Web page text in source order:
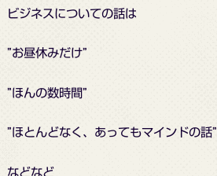
ビジネスについての話は
”お昼休みだけ”
”ほんの数時間”
”ほとんどなく、あってもマインドの話”
などなど